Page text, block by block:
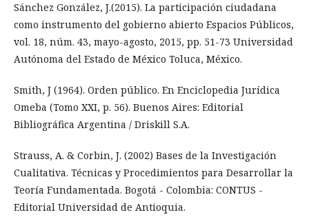
Sánchez González, J.(2015). La participación ciudadana
como instrumento del gobierno abierto Espacios Públicos,
vol. 18, núm. 43, mayo-agosto, 2015, pp. 51-73 Universidad
Autónoma del Estado de México Toluca, México.
Smith, J (1964). Orden público. En Enciclopedia Jurídica
Omeba (Tomo XXI, p. 56). Buenos Aires: Editorial
Bibliográfica Argentina / Driskill S.A.
Strauss, A. & Corbin, J. (2002) Bases de la Investigación
Cualitativa. Técnicas y Procedimientos para Desarrollar la
Teoría Fundamentada. Bogotá - Colombia: CONTUS -
Editorial Universidad de Antioquia.